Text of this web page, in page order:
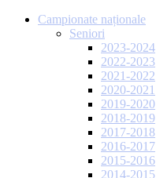
Campionate naționale
Seniori
2023-2024
2022-2023
2021-2022
2020-2021
2019-2020
2018-2019
2017-2018
2016-2017
2015-2016
2014-2015